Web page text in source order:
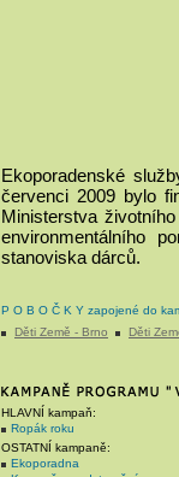
Ekoporadenské
červenci 2009 bylo
Ministerstva
environmentálního
stanoviska dárců.
P O B O Č K Y zapojené do
Děti Země - Brno
Děti
HLAVNÍ kampaň:
Ropák roku
OSTATNÍ kampaně:
Ekoporadna